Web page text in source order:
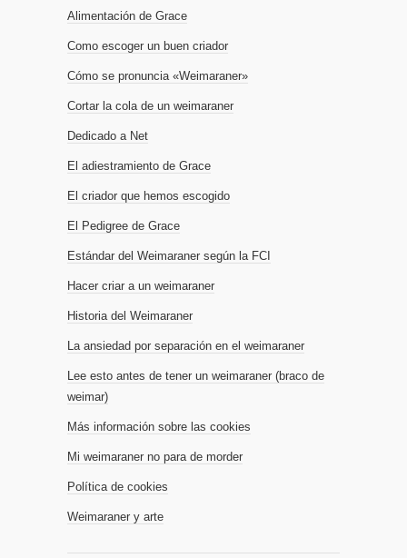
Alimentación de Grace
Como escoger un buen criador
Cómo se pronuncia «Weimaraner»
Cortar la cola de un weimaraner
Dedicado a Net
El adiestramiento de Grace
El criador que hemos escogido
El Pedigree de Grace
Estándar del Weimaraner según la FCI
Hacer criar a un weimaraner
Historia del Weimaraner
La ansiedad por separación en el weimaraner
Lee esto antes de tener un weimaraner (braco de
weimar)
Más información sobre las cookies
Mi weimaraner no para de morder
Política de cookies
Weimaraner y arte